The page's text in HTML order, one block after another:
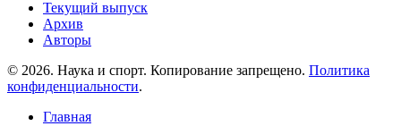
Текущий выпуск
Архив
Авторы
© 2026. Наука и спорт. Копирование запрещено. Политика
конфиденциальности.
Главная